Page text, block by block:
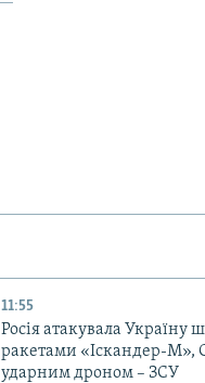
11:55
Росія атакувала Україну
ракетами «Іскандер-М»,
ударним дроном – ЗСУ